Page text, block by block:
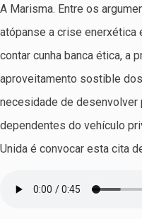
A Marisma. Entre os
atópanse a crise enerxética
contar cunha banca ética, a
aproveitamento sostible
necesidade de
dependentes do vehículo
Unida é convocar esta cita